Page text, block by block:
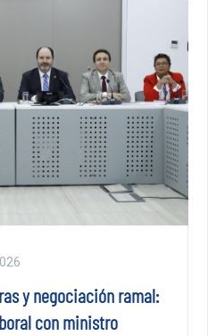
y negociación ramal:
con ministro